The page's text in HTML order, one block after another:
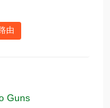
由
Guns